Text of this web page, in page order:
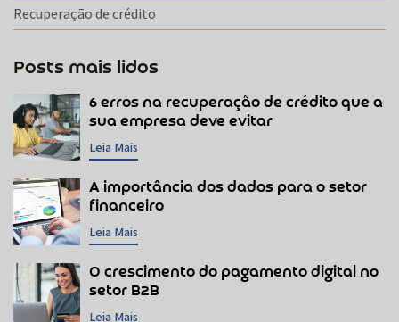
Recuperação de crédito
Posts mais lidos
6 erros na recuperação de crédito que a
sua empresa deve evitar
Leia Mais
A importância dos dados para o setor
financeiro
Leia Mais
O crescimento do pagamento digital no
setor B2B
Leia Mais